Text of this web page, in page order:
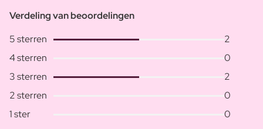
Verdeling van beoordelingen
5 sterren
2
4 sterren
0
3 sterren
2
2 sterren
0
1 ster
0